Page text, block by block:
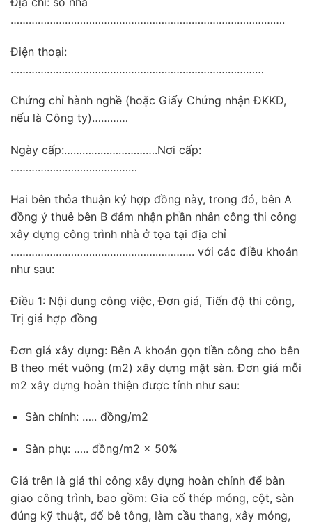
……………………………………………………………………………….
Điện thoại:
…………………………………………………………………………
Chứng chỉ hành nghề (hoặc Giấy Chứng nhận ĐKKD,
nếu là Công ty)…………
Ngày cấp:………………………….Nơi cấp:
……………………………………
Hai bên thỏa thuận ký hợp đồng này, trong đó, bên A
đồng ý thuê bên B đảm nhận phần nhân công thi công
xây dựng công trình nhà ở tọa tại địa chỉ
……………………………………………………. với các điều khoản
như sau:
Điều 1: Nội dung công việc, Đơn giá, Tiến độ thi công,
Trị giá hợp đồng
Đơn giá xây dựng: Bên A khoán gọn tiền công cho bên
B theo mét vuông (m2) xây dựng mặt sàn. Đơn giá mỗi
m2 xây dựng hoàn thiện được tính như sau:
Sàn chính: ….. đồng/m2
Sàn phụ: ….. đồng/m2 x 50%
Giá trên là giá thi công xây dựng hoàn chỉnh để bàn
giao công trình, bao gồm: Gia cố thép móng, cột, sàn
đúng kỹ thuật, đổ bê tông, làm cầu thang, xây móng,